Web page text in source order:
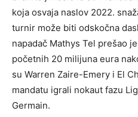
koja osvaja naslov 2022.
turnir može biti odskočna
napadač Mathys Tel prešao
početnih 20 milijuna eura
su Warren Zaire-Emery i El
mandatu igrali nokaut fazu
Germain.